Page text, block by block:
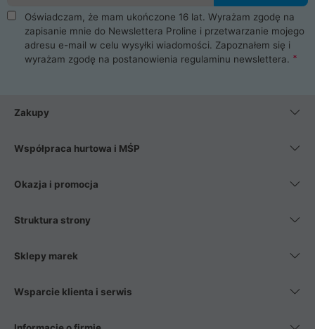
Oświadczam, że mam ukończone 16 lat. Wyrażam zgodę na
zapisanie mnie do Newslettera Proline i przetwarzanie mojego
adresu e-mail w celu wysyłki wiadomości. Zapoznałem się i
wyrażam zgodę na postanowienia regulaminu newslettera.
Zakupy
Współpraca hurtowa i MŚP
Okazja i promocja
Struktura strony
Sklepy marek
Wsparcie klienta i serwis